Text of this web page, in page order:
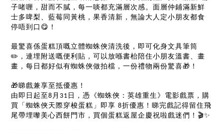
子啫喱，甜而不膩，每一啖都充滿層次感。面層仲鋪滿新鮮
士多啤梨、藍莓同黃桃，果香清新，無論大人定小朋友都食
停唔到口 😋 ！
最驚喜係蛋糕頂嘅立體蜘蛛俠清洗後，即可化身文具筆筒
✏️ ，連埋附送嘅便利貼，可以放喺書枱陪住小朋友溫書、畫
畫，每日都好似有蜘蛛俠做拍檔，一份禮物兩份驚喜🎁 ！
🎁睇戲兼享至抵優惠！
由即日起至8 月 31 日，憑《蜘蛛俠：英雄重生》電影戲票，購
買「蜘蛛俠天際穿梭蛋糕」即享 8折優惠！睇完戲記得留住飛
尾帶埋嚟美心西餅門市，買個蛋糕返屋企慶祝啦戲迷們！ 🎬✨